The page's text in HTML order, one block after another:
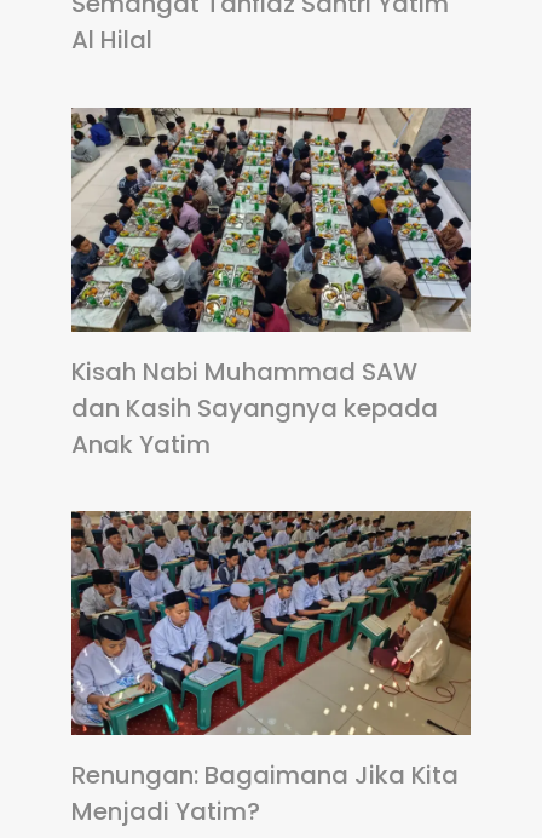
Al Hilal
Kisah Nabi Muhammad SAW
dan Kasih Sayangnya kepada
Anak Yatim
Renungan: Bagaimana Jika Kita
Menjadi Yatim?